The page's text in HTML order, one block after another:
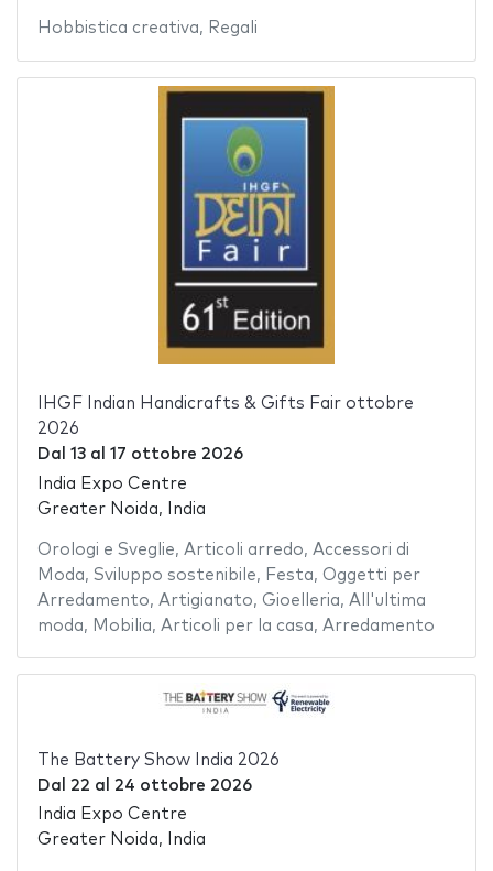
Hobbistica creativa, Regali
IHGF Indian Handicrafts & Gifts Fair ottobre
2026
Dal 13al 17 ottobre 2026
India Expo Centre
Greater Noida, India
Orologi e Sveglie, Articoli arredo, Accessori di
Moda, Sviluppo sostenibile, Festa, Oggetti per
Arredamento, Artigianato, Gioelleria, All'ultima
moda, Mobilia, Articoli per la casa, Arredamento
The Battery Show India 2026
Dal 22 al 24 ottobre 2026
India Expo Centre
Greater Noida, India